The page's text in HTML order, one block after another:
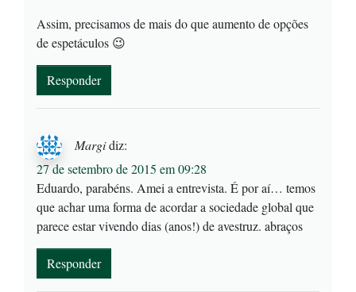
Assim, precisamos de mais do que aumento de opções
de espetáculos 😉
Responder
Margidiz:
27 de setembro de 2015 em 09:28
Eduardo, parabéns. Amei a entrevista. É por aí… temos
que achar uma forma de acordar a sociedade global que
parece estar vivendo dias (anos!) de avestruz. abraços
Responder